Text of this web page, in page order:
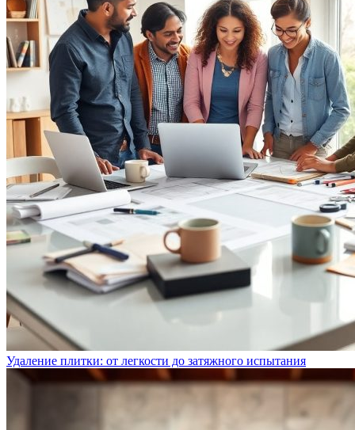
Удаление плитки: от легкости до затяжного испытания